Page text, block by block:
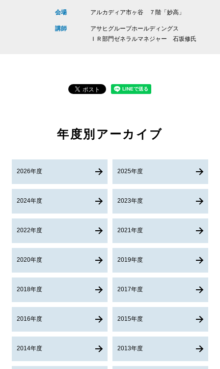
会場 アルカディア市ヶ谷 ７階「妙高」
講師
アサヒグループホールディングス
ＩＲ部門ゼネラルマネジャー 石坂修氏
年度別アーカイブ
2026年度 2025年度
2024年度 2023年度
2022年度 2021年度
2020年度 2019年度
2018年度 2017年度
2016年度 2015年度
2014年度 2013年度